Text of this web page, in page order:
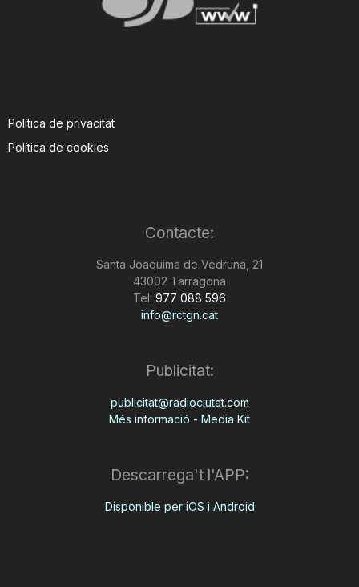
Política de privacitat
Política de cookies
Contacte:
Santa Joaquima de Vedruna, 21
43002 Tarragona
Tel: 977 088 596
info@rctgn.cat
Publicitat:
publicitat@radiociutat.com
Més informació - Media Kit
Descarrega't l'APP:
Disponible per iOS i Android